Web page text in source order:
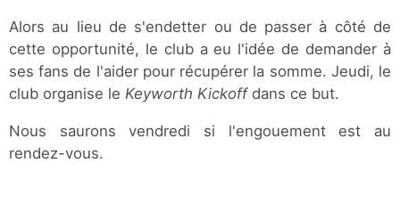
Alors au lieu de s'endetter ou de passer à côté de
cette opportunité, le club a eu l'idée de demander à
ses fans de l'aider pour récupérer la somme. Jeudi, le
club organise le Keyworth Kickoffdans ce but.
Nous saurons vendredi si l'engouement est au
rendez-vous.